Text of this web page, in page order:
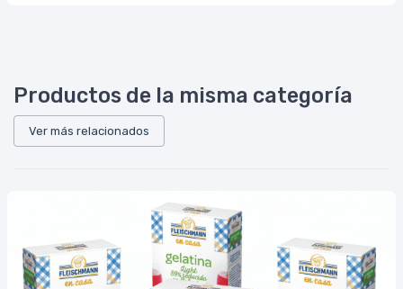
Productos de la misma categoría
Ver más relacionados